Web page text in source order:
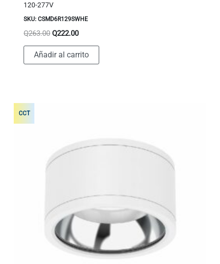
120-277V
SKU: CSMD6R129SWHE
Q263.00 El
original
Q222.00El
actual
Añadir al carrito
CCT